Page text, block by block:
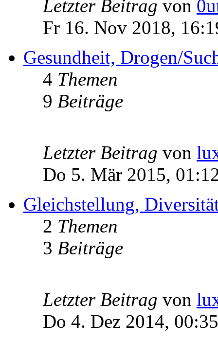
Letzter Beitrag von
Fr 16. Nov 2018,
Gesundheit, Drogen/
4 Themen
9 Beiträge
Letzter Beitrag von
Do 5. Mär 2015,
Gleichstellung,
2 Themen
3 Beiträge
Letzter Beitrag von
Do 4. Dez 2014, 00:35